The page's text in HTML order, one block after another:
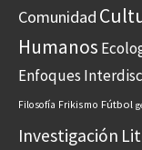
Comunidad
Humanos
Enfoques
Filosofía Frikismo Fútbol
Investigación